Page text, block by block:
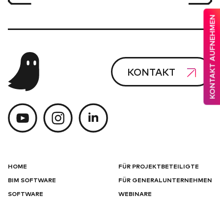
KONTAKT
HOME
BIM SOFTWARE
SOFTWARE
FÜR PROJEKTBETEILIGTE
FÜR GENERALUNTERNEHMEN
WEBINARE
KONTAKT AUFNEHMEN